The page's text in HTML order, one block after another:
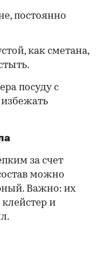
постоянно
как сметана,
посуду с
за счет
можно
Важно: их
и